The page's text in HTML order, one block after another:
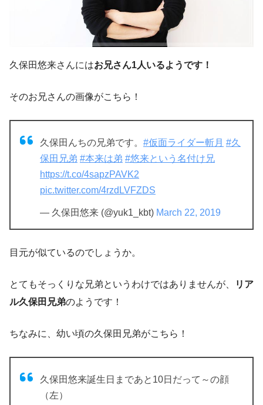
久保田悠来さんにはお兄さん1人いるようです！
そのお兄さんの画像がこちら！
久保田んちの兄弟です。 #仮面ライダー斬月 #久
保田兄弟 #本来は弟 #悠来という名付け兄
https://t.co/4sapzPAVK2
pic.twitter.com/4rzdLVFZDS
— 久保田悠来 (@yuk1_kbt) March 22, 2019
目元が似ているのでしょうか。
とてもそっくりな兄弟というわけではありませんが、
リア
ル久保田兄弟のようです！
ちなみに、幼い頃の久保田兄弟がこちら！
久保田悠来誕生日まであと10日だって～の顔
（左）